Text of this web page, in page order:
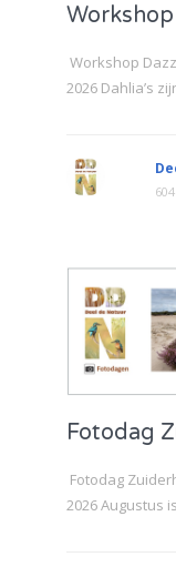
Workshop
2026 Dahlia’s
Fotodag
Fotodag
2026 Augustus